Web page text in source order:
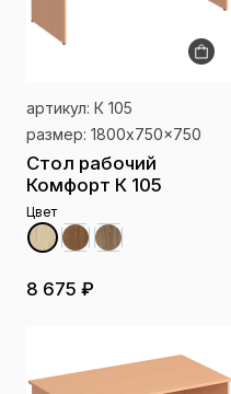
артикул: К 105
размер: 1800x750x750
Стол рабочий
Комфорт К 105
Цвет
8 675 ₽